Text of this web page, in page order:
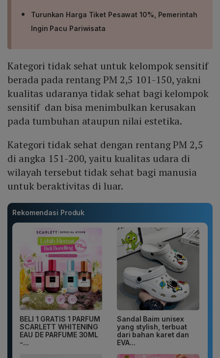
Turunkan Harga Tiket Pesawat 10%, Pemerintah
Ingin Pacu Pariwisata
Kategori tidak sehat untuk kelompok sensitif
berada pada rentang PM 2,5 101-150, yakni
kualitas udaranya tidak sehat bagi kelompok
sensitif dan bisa menimbulkan kerusakan
pada tumbuhan ataupun nilai estetika.
Kategori tidak sehat dengan rentang PM 2,5
di angka 151-200, yaitu kualitas udara di
wilayah tersebut tidak sehat bagi manusia
untuk beraktivitas di luar.
Rekomendasi Produk
BELI 1 GRATIS 1 PARFUM
SCARLETT WHITENING
EAU DE PARFUME 30ML
-...
Sandal Baim unisex
yang stylish, terbuat
dari bahan karet dan
EVA...